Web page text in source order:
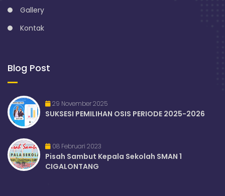
Gallery
Kontak
Blog Post
29 November 2025
SUKSESI PEMILIHAN OSIS PERIODE 2025-2026
08 Februari 2023
Pisah Sambut Kepala Sekolah SMAN 1
CIGALONTANG